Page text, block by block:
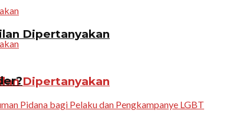
Dipertanyakan
Dipertanyakan